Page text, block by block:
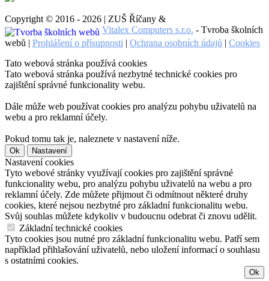
Copyright © 2016 - 2026 | ZUŠ Říčany &
Vitalex Computers s.r.o. - Tvroba školních
webů | Prohlášení o přísupnosti | Ochrana osobních údajů | Cookies
Tato webová stránka používá cookies
Tato webová stránka používá nezbytné technické cookies pro
zajištění správné funkcionality webu.
Dále může web používat cookies pro analýzu pohybu uživatelů na
webu a pro reklamní účely.
Pokud tomu tak je, naleznete v nastavení níže.
Ok Nastavení
Nastavení cookies
Tyto webové stránky využívají cookies pro zajištění správné
funkcionality webu, pro analýzu pohybu uživatelů na webu a pro
reklamní účely. Zde můžete přijmout či odmítnout některé druhy
cookies, které nejsou nezbytné pro základní funkcionalitu webu.
Svůj souhlas můžete kdykoliv v budoucnu odebrat či znovu udělit.
Základní technické cookies
Tyto cookies jsou nutné pro základní funkcionalitu webu. Patří sem
například přihlašování uživatelů, nebo uložení informací o souhlasu
s ostatními cookies.
Ok